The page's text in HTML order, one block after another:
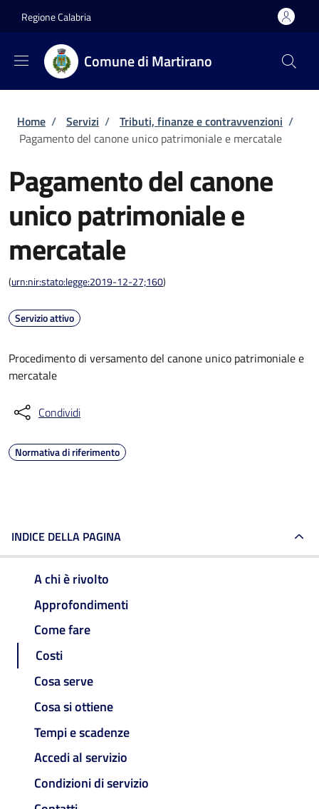
Regione Calabria
Comune di Martirano
Briciole di pane
Home / Servizi / Tributi, finanze e contravvenzioni /
Pagamento del canone unico patrimoniale e mercatale
Pagamento del canone
unico patrimoniale e
mercatale
(urn:nir:stato:legge:2019-12-27;160)
Servizio attivo
Procedimento di versamento del canone unico patrimoniale e
mercatale
Condividi
Normativa di riferimento
INDICE DELLA PAGINA
A chi è rivolto
Approfondimenti
Come fare
Costi
Cosa serve
Cosa si ottiene
Tempi e scadenze
Accedi al servizio
Condizioni di servizio